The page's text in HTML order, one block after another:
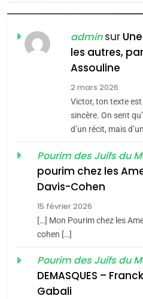
FIÈRE,
MA
Zrihen-
ISRAÉL
CE
JUDAISME
Maroc
du
Oeil
De
adminsur
les autres,
Assouline
2 mars 2026
Victor, ton texte
sincère. On sent
d’un récit, mais
Pourim des Juifs du
pourim chez les
Davis-Cohen
15 février 2026
[…] Mon Pourim chez les
cohen […]
Pourim des Juifs du
DEMASQUES –
Gabali